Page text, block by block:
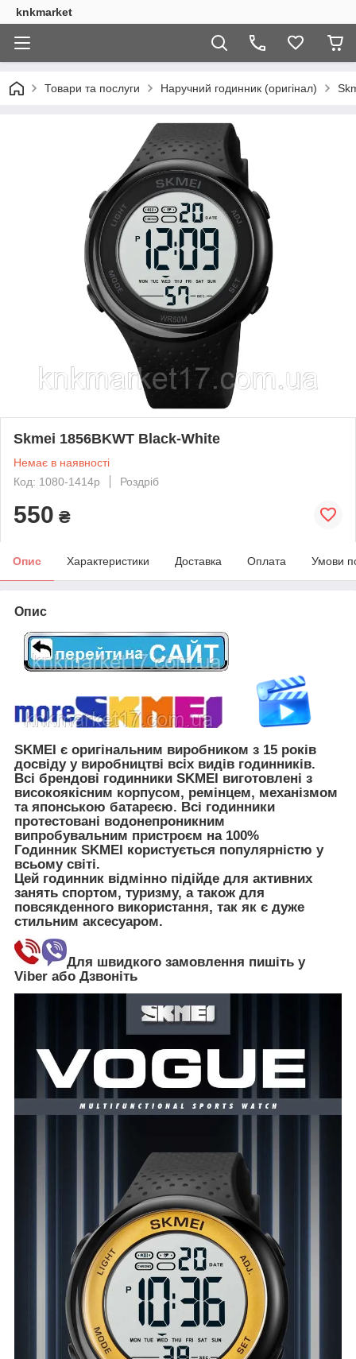
knkmarket
Товари та послуги Наручний годинник (оригінал)
Skmei 1856BKWT Black-White
Немає в наявності
Код: 1080-1414р
Роздріб
550 ₴
Опис Характеристики Доставка Оплата Умови
Опис
SKMEI є оригінальним виробником з 15 років
досвіду у виробництві всіх видів годинників.
Всі брендові годинники SKMEI виготовлені з
високоякісним корпусом, ремінцем, механізмом
та японською батареєю. Всі годинники
протестовані водонепроникним
випробувальним пристроєм на 100%
Годинник SKMEI користується популярністю у
всьому світі.
Цей годинник відмінно підійде для активних
занять спортом, туризму, а також для
повсякденного використання, так як є дуже
стильним аксесуаром.
Для швидкого замовлення пишіть у
Viber або Дзвоніть